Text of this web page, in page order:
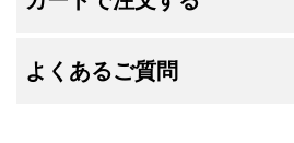
よくあるご質問